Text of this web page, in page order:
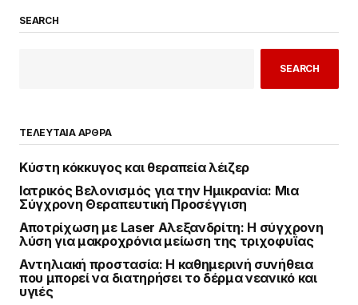
SEARCH
SEARCH
ΤΕΛΕΥΤΑΙΑ ΑΡΘΡΑ
Κύστη κόκκυγος και θεραπεία λέιζερ
Ιατρικός Βελονισμός για την Ημικρανία: Μια
Σύγχρονη Θεραπευτική Προσέγγιση
Αποτρίχωση με Laser Αλεξανδρίτη: Η σύγχρονη
λύση για μακροχρόνια μείωση της τριχοφυΐας
Αντηλιακή προστασία: Η καθημερινή συνήθεια
που μπορεί να διατηρήσει το δέρμα νεανικό και
υγιές